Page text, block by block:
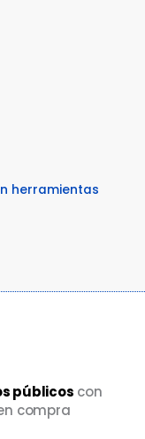
herramientas
públicos con
compra